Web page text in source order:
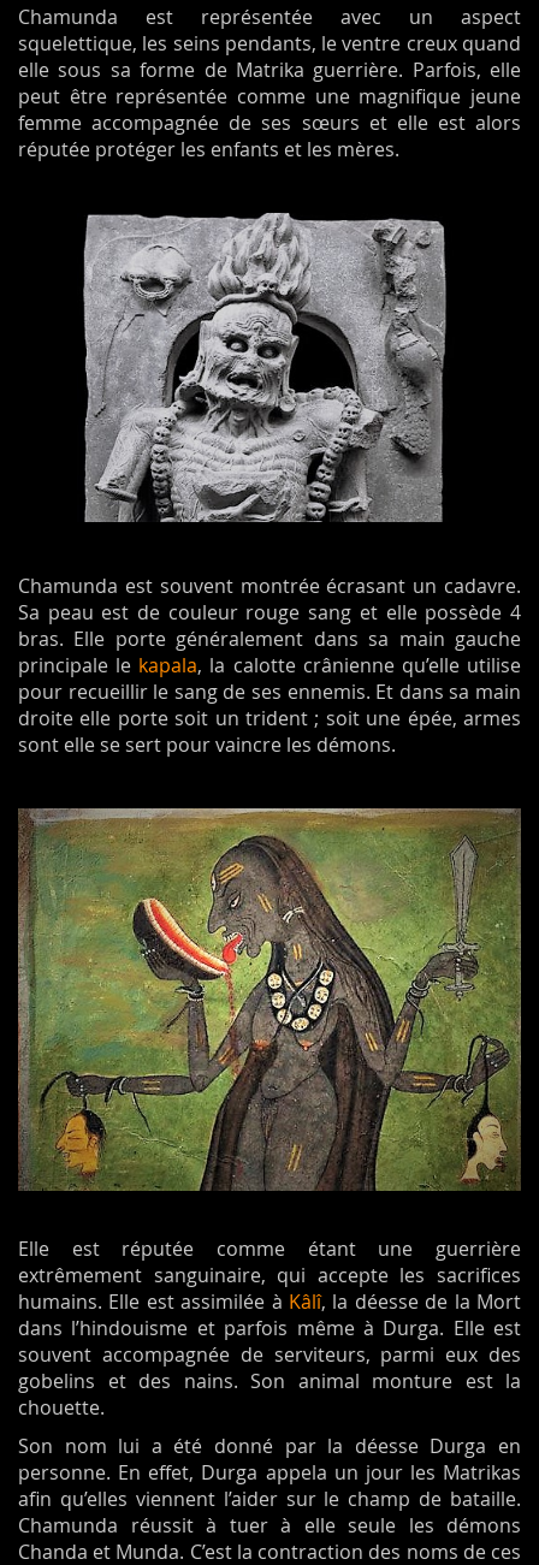
Chamunda est représentée avec un aspect
squelettique, les seins pendants, le ventre creux quand
elle sous sa forme de Matrika guerrière. Parfois, elle
peut être représentée comme une magnifique jeune
femme accompagnée de ses sœurs et elle est alors
réputée protéger les enfants et les mères.
Chamunda est souvent montrée écrasant un cadavre.
Sa peau est de couleur rouge sang et elle possède 4
bras. Elle porte généralement dans sa main gauche
principale le kapala, la calotte crânienne qu’elle utilise
pour recueillir le sang de ses ennemis. Et dans sa main
droite elle porte soit un trident ; soit une épée, armes
sont elle se sert pour vaincre les démons.
Elle est réputée comme étant une guerrière
extrêmement sanguinaire, qui accepte les sacrifices
humains. Elle est assimilée à Kâlî, la déesse de la Mort
dans l’hindouisme et parfois même à Durga. Elle est
souvent accompagnée de serviteurs, parmi eux des
gobelins et des nains. Son animal monture est la
chouette.
Son nom lui a été donné par la déesse Durga en
personne. En effet, Durga appela un jour les Matrikas
afin qu’elles viennent l’aider sur le champ de bataille.
Chamunda réussit à tuer à elle seule les démons
Chanda et Munda. C’est la contraction des noms de ces